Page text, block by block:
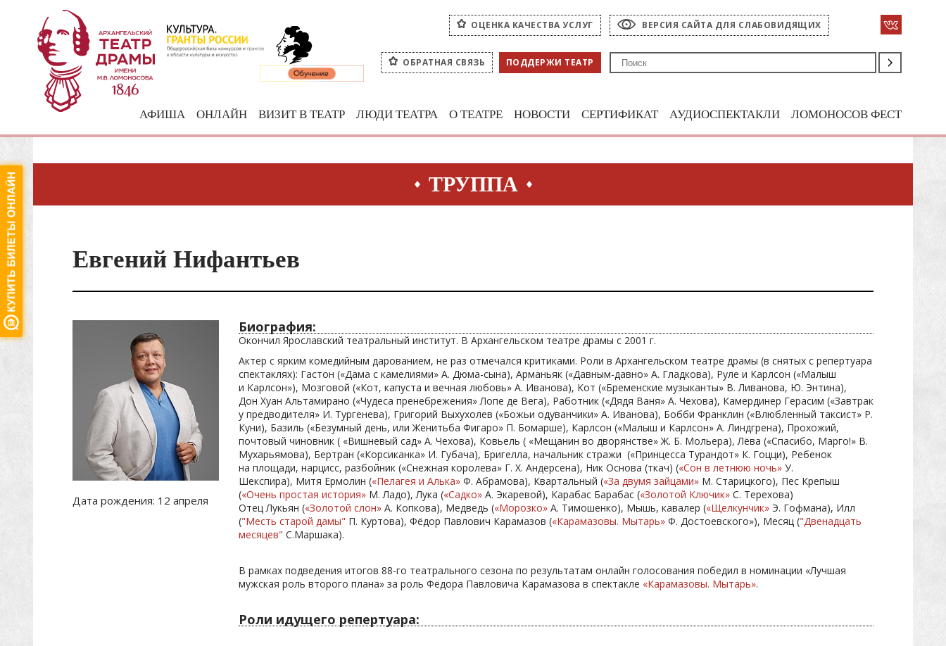
ОЦЕНКА КАЧЕСТВА УСЛУГ ВЕРСИЯ САЙТА ДЛЯ СЛАБОВИДЯЩИХ
ОБРАТНАЯ СВЯЗЬ ПОДДЕРЖИ ТЕАТР
АФИША ОНЛАЙН ВИЗИТ В ТЕАТР ЛЮДИ ТЕАТРА О ТЕАТРЕ НОВОСТИ СЕРТИФИКАТ АУДИОСПЕКТАКЛИ ЛОМОНОСОВ ФЕСТ
ТРУППА
Евгений Нифантьев
Дата рождения: 12 апреля
Биография:
Окончил Ярославский театральный институт. В Архангельском театре драмы с 2001 г.
Актер с ярким комедийным дарованием, не раз отмечался критиками. Роли в Архангельском театре драмы (в снятых с репертуара
спектаклях): Гастон («Дама с камелиями» А. Дюма-сына), Арманьяк («Давным-давно» А. Гладкова), Руле и Карлсон («Малыш
и Карлсон»), Мозговой («Кот, капуста и вечная любовь» А. Иванова), Кот («Бременские музыканты» В. Ливанова, Ю. Энтина),
Дон Хуан Альтамирано («Чудеса пренебрежения» Лопе де Вега), Работник («Дядя Ваня» А. Чехова), Камердинер Герасим («Завтрак
у предводителя» И. Тургенева), Григорий Выхухолев («Божьи одуванчики» А. Иванова), Бобби Франклин («Влюбленный таксист» Р.
Куни), Базиль («Безумный день, или Женитьба Фигаро» П. Бомарше), Карлсон («Малыш и Карлсон» А. Линдгрена), Прохожий,
почтовый чиновник ( «Вишневый сад» А. Чехова), Ковьель ( «Мещанин во дворянстве» Ж. Б. Мольера), Лёва («Спасибо, Марго!» В.
Мухарьямова), Бертран («Корсиканка» И. Губача), Бригелла, начальник стражи («Принцесса Турандот» К. Гоцци), Ребенок
на площади, нарцисс, разбойник («Снежная королева» Г. Х. Андерсена), Ник Основа (ткач) («Сон в летнюю ночь» У.
Шекспира), Митя Ермолин («Пелагея и Алька» Ф. Абрамова), Квартальный («За двумя зайцами» М. Старицкого), Пес Крепыш
(«Очень простая история» М. Ладо), Лука («Садко» А. Экаревой), Карабас Барабас («Золотой Ключик» С. Терехова)
Отец Лукьян («Золотой слон» А. Копкова), Медведь («Морозко» А. Тимошенко), Мышь, кавалер («Щелкунчик» Э. Гофмана), Илл
("Месть старой дамы" П. Куртова), Фёдор Павлович Карамазов («Карамазовы. Мытарь» Ф. Достоевского»), Месяц ("Двенадцать
месяцев" С.Маршака).
В рамках подведения итогов 88-го театрального сезона по результатам онлайн голосования победил в номинации «Лучшая
мужская роль второго плана» за роль Фёдора Павловича Карамазова в спектакле «Карамазовы. Мытарь».
Роли идущего репертуара: